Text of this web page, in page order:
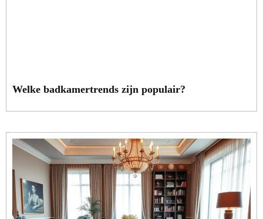
Welke badkamertrends zijn populair?